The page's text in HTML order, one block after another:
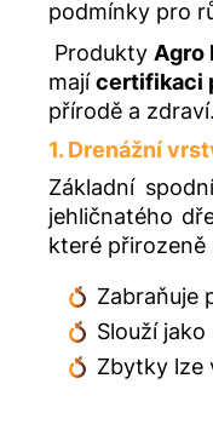
podmínky pro
Produkty Agro
majícertifikaci
přírodě a zdraví.
1. Drenážní
Základní
jehličnatého
které přirozeně
Zabraňuje
Slouží
Zbytky lze